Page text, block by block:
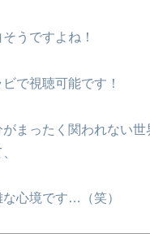
うですよね！
で視聴可能です！
まったく関われない
心境です…（笑）